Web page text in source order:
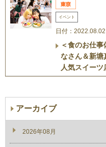
イベント
日付：2022.08.02
＜食のお仕
なさん＆新塘
人気スイーツ
アーカイブ
2026年08月